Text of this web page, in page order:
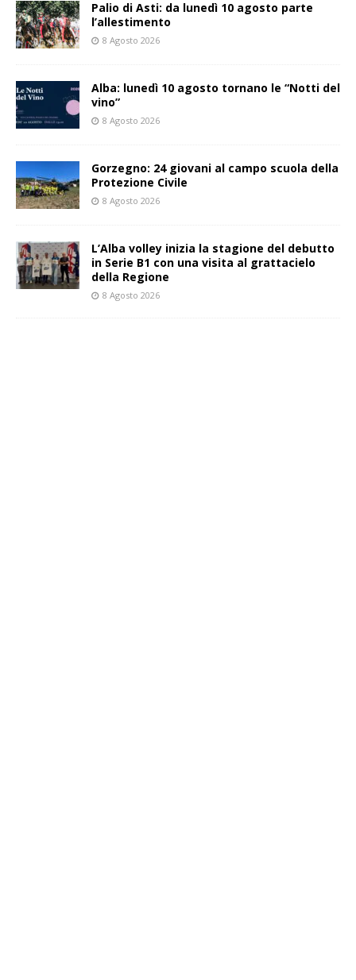
Palio di Asti: da lunedì 10 agosto parte
l’allestimento
8 Agosto 2026
Alba: lunedì 10 agosto tornano le “Notti del
vino”
8 Agosto 2026
Gorzegno: 24 giovani al campo scuola della
Protezione Civile
8 Agosto 2026
L’Alba volley inizia la stagione del debutto
in Serie B1 con una visita al grattacielo
della Regione
8 Agosto 2026